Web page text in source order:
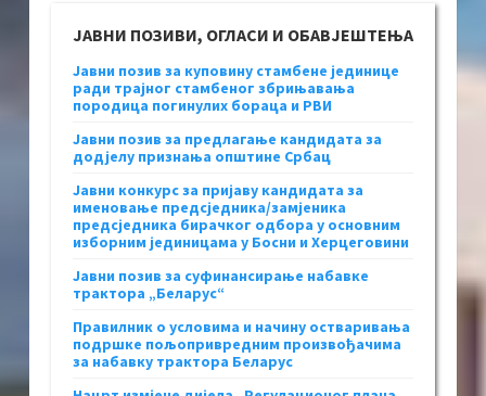
ЈАВНИ ПОЗИВИ, ОГЛАСИ И ОБАВЈЕШТЕЊА
Јавни позив за куповину стамбене јединице
ради трајног стамбеног збрињавања
породица погинулих бораца и РВИ
Јавни позив за предлагање кандидата за
додјелу признања општине Србац
Јавни конкурс за пријаву кандидата за
именовање предсједника/замјеника
предсједника бирачког одбора у основним
изборним јединицама у Босни и Херцеговини
Јавни позив за суфинансирање набавке
трактора „Беларус“
Правилник о условима и начину остваривања
подршке пољопривредним произвођачима
за набавку трактора Беларус